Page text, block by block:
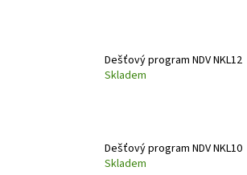
Dešťový program NDV NKL12
Skladem
Dešťový program NDV NKL10
Skladem